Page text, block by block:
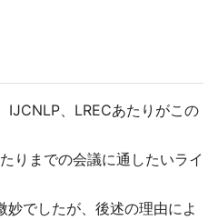
IJCNLP、LRECあたりがこの
りまでの会議に通したいライ
妙でしたが、後述の理由によ